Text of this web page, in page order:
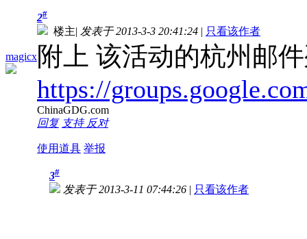
magicx
2#
楼主| 发表于 2013-3-3 20:41:24 | 只看该作者
附上 该活动的杭州邮
https://
ChinaGDG.com
回复 支持 反对
使用道具 举报
3#
发表于 2013-3-11 07:44:26 | 只看该作者